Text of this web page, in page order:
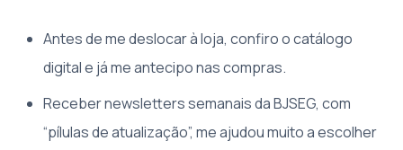
Antes de me deslocar à loja, confiro o catálogo
digital e já me antecipo nas compras.
Receber newsletters semanais da BJSEG, com
“pílulas de atualização”, me ajudou muito a escolher